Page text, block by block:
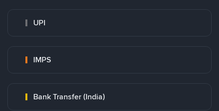
UPI
IMPS
Bank Transfer (India)